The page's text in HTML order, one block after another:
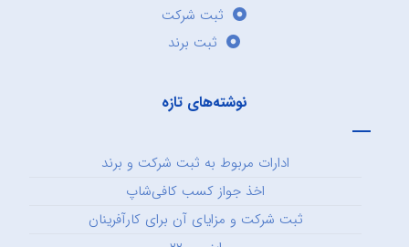
ثبت شرکت
ثبت برند
نوشته‌های تازه
ادارات مربوط به ثبت شرکت و برند
اخذ جواز کسب کافی‌شاپ
ثبت شرکت و مزایای آن برای کارآفرینان